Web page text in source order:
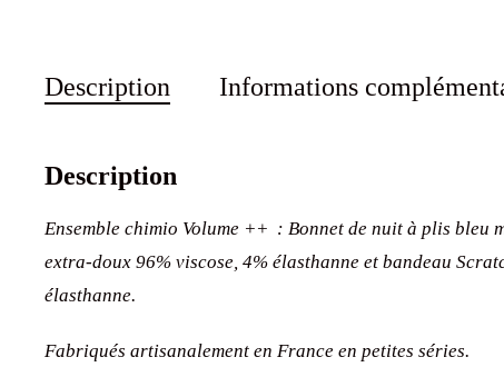
Description Informations
Description
Ensemble chimio Volume ++ : Bonnet de nuit à plis bleu
extra-doux 96% viscose, 4% élasthanne et bandeau
élasthanne.
Fabriqués artisanalement en France en petites séries.